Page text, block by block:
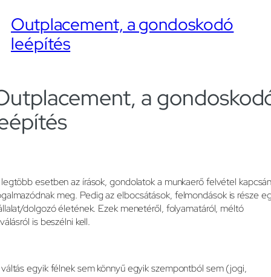
Outplacement, a gondoskodó
leépítés
a
esetben az írások, gondolatok a munkaerő felvétel
meg. Pedig az elbocsátások, felmondások is része
dolgozó életének. Ezek menetéről, folyamatáról, méltó
is beszélni kell.
egyik félnek sem könnyű egyik szempontból sem (jogi,